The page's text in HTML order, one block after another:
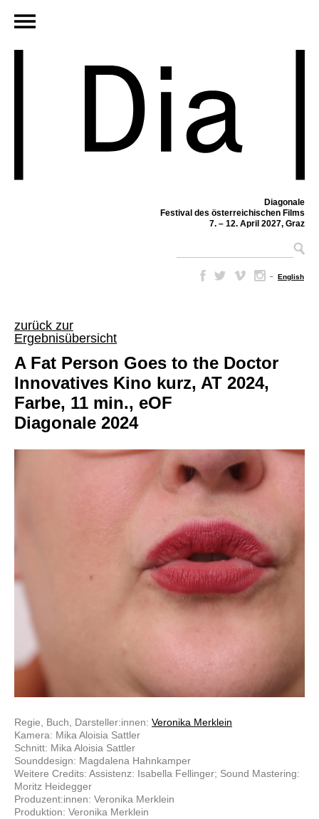
Diagonale
Festival des österreichischen Films
7. – 12. April 2027, Graz
– English
zurück zur
Ergebnisübersicht
A Fat Person Goes to the Doctor
Innovatives Kino kurz, AT 2024,
Farbe, 11 min., eOF
Diagonale 2024
Regie, Buch, Darsteller:innen: Veronika Merklein
Kamera: Mika Aloisia Sattler
Schnitt: Mika Aloisia Sattler
Sounddesign: Magdalena Hahnkamper
Weitere Credits: Assistenz: Isabella Fellinger; Sound Mastering:
Moritz Heidegger
Produzent:innen: Veronika Merklein
Produktion: Veronika Merklein